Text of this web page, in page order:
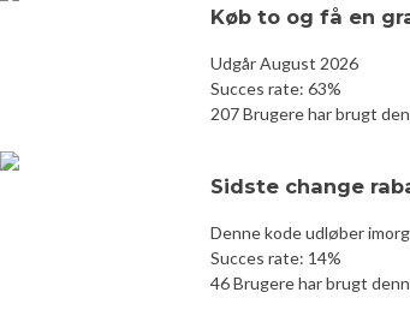
Køb to og få en
Udgår August 2026
Succes rate: 63%
207 Brugere har brugt
Sidste change
Denne kode udløber
Succes rate: 14%
46 Brugere har brugt